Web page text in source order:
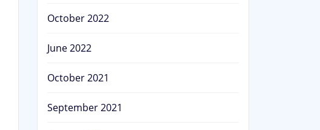
October 2022
June 2022
October 2021
September 2021